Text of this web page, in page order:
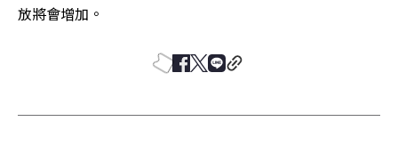
放將會增加。